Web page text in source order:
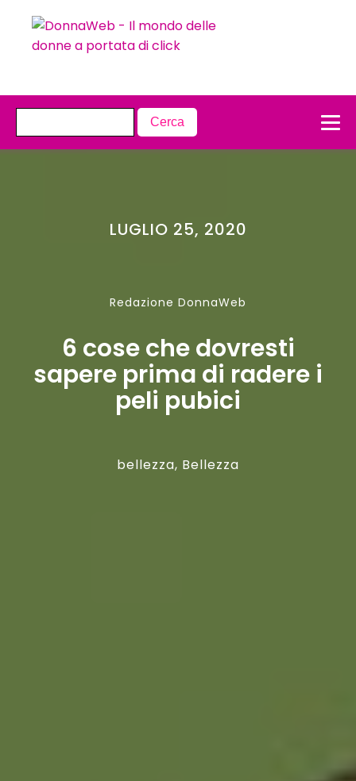
LUGLIO 25, 2020
Redazione DonnaWeb
6 cose che dovresti
sapere prima di radere i
peli pubici
bellezza, Bellezza